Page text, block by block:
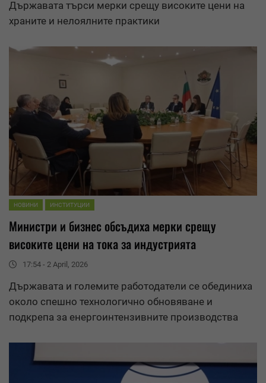
Държавата търси мерки срещу високите цени на
храните и нелоялните практики
НОВИНИ ИНСТИТУЦИИ
Министри и бизнес обсъдиха мерки срещу
високите цени на тока за индустрията
17:54 - 2 April, 2026
Държавата и големите работодатели се обединиха
около спешно технологично обновяване и
подкрепа за енергоинтензивните производства